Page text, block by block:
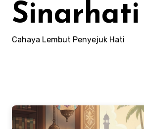
Sinarhati
Cahaya Lembut Penyejuk Hati